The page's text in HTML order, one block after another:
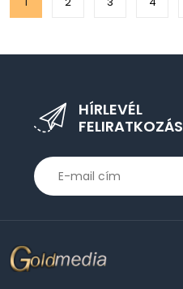
HÍRLEVÉL
FELIRATKOZÁS